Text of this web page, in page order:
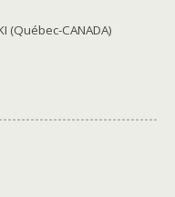
(Québec-CANADA)